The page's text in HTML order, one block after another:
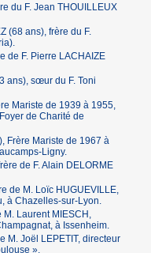
du F. Jean THOUILLEUX
(68 ans), frère du F.
de F. Pierre LACHAIZE
ans), sœur du F. Toni
Mariste de 1939 à 1955,
de Charité de
Frère Mariste de 1967 à
Ligny.
de F. Alain DELORME
de M. Loïc HUGUEVILLE,
à Chazelles-sur-Lyon.
Laurent MIESCH,
à Issenheim.
M. Joël LEPETIT, directeur
».